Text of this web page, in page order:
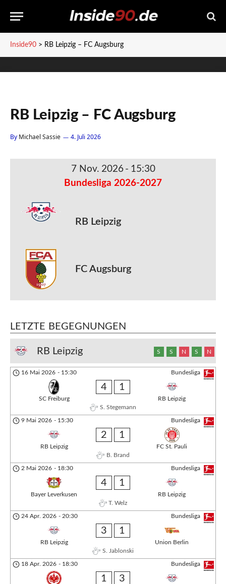
Inside90 > RB Leipzig – FC Augsburg
RB Leipzig – FC Augsburg
By Michael Sassie 4. Juli 2026
7 Nov. 2026 - 15:30
Bundesliga 2026-2027
RB Leipzig
FC Augsburg
LETZTE BEGEGNUNGEN
RB Leipzig S S N S N
Bundesliga
16 Mai 2026 - 15:30
SC Freiburg
4 1
RB Leipzig
S. Stegemann
Bundesliga
9 Mai 2026 - 15:30
RB Leipzig
2 1
FC St. Pauli
B. Brand
Bundesliga
2 Mai 2026 - 18:30
Bayer Leverkusen
4 1
RB Leipzig
T. Welz
Bundesliga
24 Apr. 2026 - 20:30
RB Leipzig
3 1
Union Berlin
S. Jablonski
Bundesliga
18 Apr. 2026 - 18:30
1 3